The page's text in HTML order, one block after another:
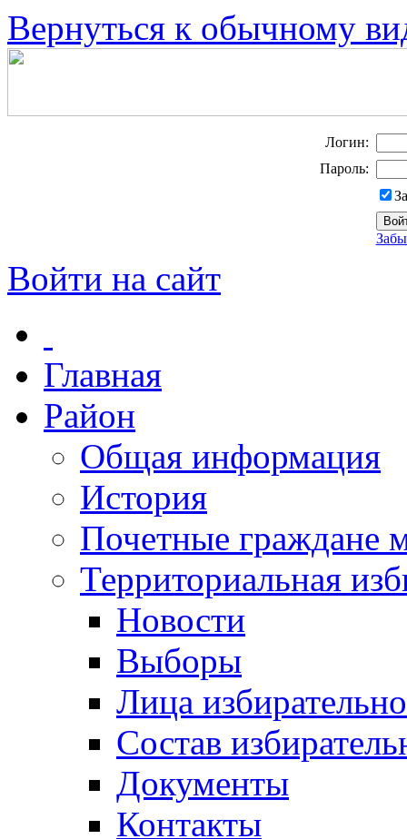
Вернуться к обычному
Логин:
Пароль:
Войти на сайт
Главная
Район
Общая информация
История
Почетные граждане
Территориальная
Новости
Выборы
Лица
Состав
Документы
Контакты